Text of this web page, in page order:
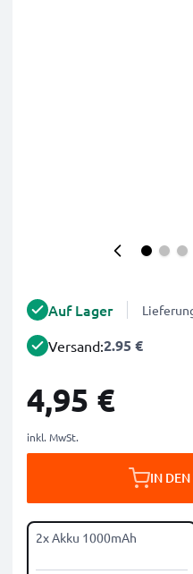
Auf Lager
Versand:2.95 €
4,95 €
inkl. MwSt.
IN
2x Akku 1000mAh